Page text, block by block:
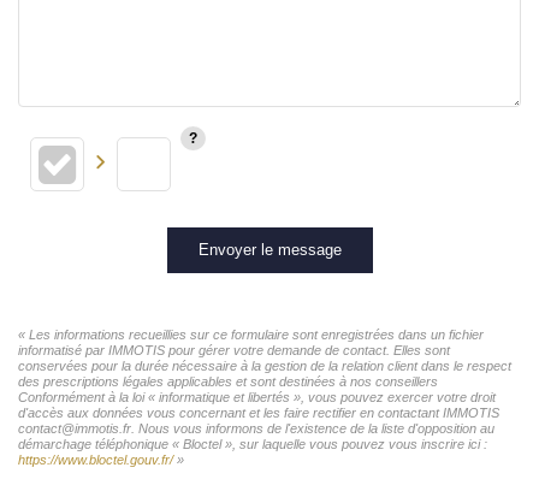
Envoyer le message
« Les informations recueillies sur ce formulaire sont enregistrées dans un fichier
informatisé par IMMOTIS pour gérer votre demande de contact. Elles sont
conservées pour la durée nécessaire à la gestion de la relation client dans le respect
des prescriptions légales applicables et sont destinées à nos conseillers
Conformément à la loi « informatique et libertés », vous pouvez exercer votre droit
d'accès aux données vous concernant et les faire rectifier en contactant IMMOTIS
contact@immotis.fr. Nous vous informons de l'existence de la liste d'opposition au
démarchage téléphonique « Bloctel », sur laquelle vous pouvez vous inscrire ici :
https://www.bloctel.gouv.fr/»